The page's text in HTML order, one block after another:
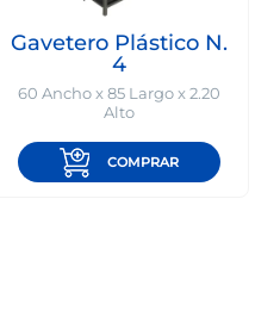
Gavetero Plástico N.
4
60 Ancho x 85 Largo x 2.20
Alto
COMPRAR